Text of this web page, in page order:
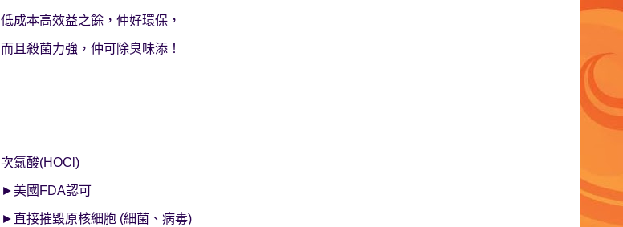
低成本高效益之餘，仲好環保，
而且殺菌力強，仲可除臭味添！
次氯酸(HOCl)
►美國FDA認可
►直接摧毀原核細胞 (細菌、病毒)